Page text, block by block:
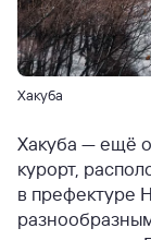
Хакуба
Хакуба — ещё
курорт,
в префектуре